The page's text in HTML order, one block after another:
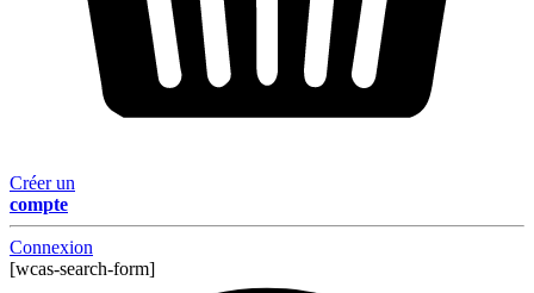
Créer un
compte
Connexion
[wcas-search-form]